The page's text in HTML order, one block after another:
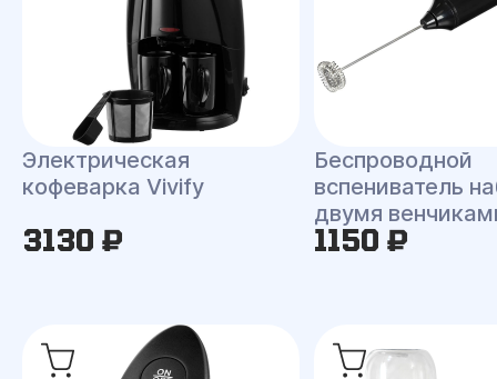
Электрическая
кофеварка Vivify
3130 ₽
Беспроводной
вспениватель
двумя
1150 ₽